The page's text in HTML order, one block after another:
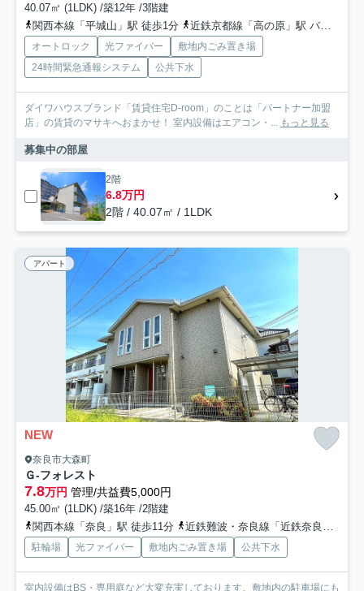
40.07㎡ (1LDK) /築12年 /3階建
関西本線「平城山」駅 徒歩1分
近鉄京都線「高の原」駅 バス9分 奈良交通「ならやま研究パーク」 停歩10分
オートロック 光ファイバー
敷地内ごみ置き場
24時間緊急通報システム
公共下水
ダイワハウスブランド「賃貸住宅D-room」のことは「パートナー加盟
店」の賃貸のマサキへおまかせ！ 室内設備はエアコン・... もっと見る
募集中の部屋
2階
6.8万円
2階 / 40.07㎡ / 1LDK
アパート
NEW
奈良市大森町
Ｇ-フォレスト
7.8万円 管理/共益費5,000円
45.00㎡ (1LDK) /築16年 /2階建
関西本線「奈良」駅 徒歩11分
近鉄難波・奈良線「近鉄奈良」駅 徒歩16分
駐輪場 光ファイバー 敷地内ごみ置き場 公共下水
室内設備はBS・専用庭など大変充実しております。敷地内の駐車場にも